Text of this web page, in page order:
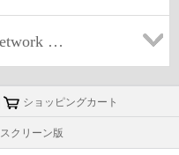
ショッピングカート
クリーン版